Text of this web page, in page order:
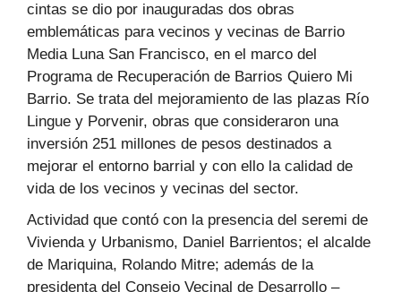
cintas se dio por inauguradas dos obras
emblemáticas para vecinos y vecinas de Barrio
Media Luna San Francisco, en el marco del
Programa de Recuperación de Barrios Quiero Mi
Barrio. Se trata del mejoramiento de las plazas Río
Lingue y Porvenir, obras que consideraron una
inversión 251 millones de pesos destinados a
mejorar el entorno barrial y con ello la calidad de
vida de los vecinos y vecinas del sector.
Actividad que contó con la presencia del seremi de
Vivienda y Urbanismo, Daniel Barrientos; el alcalde
de Mariquina, Rolando Mitre; además de la
presidenta del Consejo Vecinal de Desarrollo –